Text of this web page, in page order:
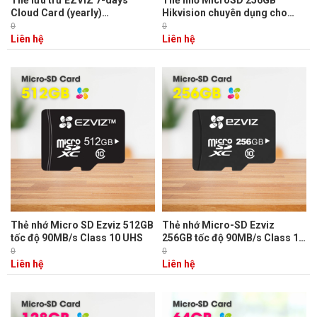
Cloud Card (yearly)
400600970- lưu trữ 7 ngày
0
Liên hệ
Hikvision chuyên dụng cho
camera HS-TF-D1(STD)/256G
tốc độ ghi 55MB/s, tốc độ đọc
92MB/s
0
Liên hệ
Thẻ nhớ Micro SD Ezviz 512GB
tốc độ 90MB/s Class 10 UHS
0
Liên hệ
Thẻ nhớ Micro-SD Ezviz
256GB tốc độ 90MB/s Class 10
UHS
0
Liên hệ